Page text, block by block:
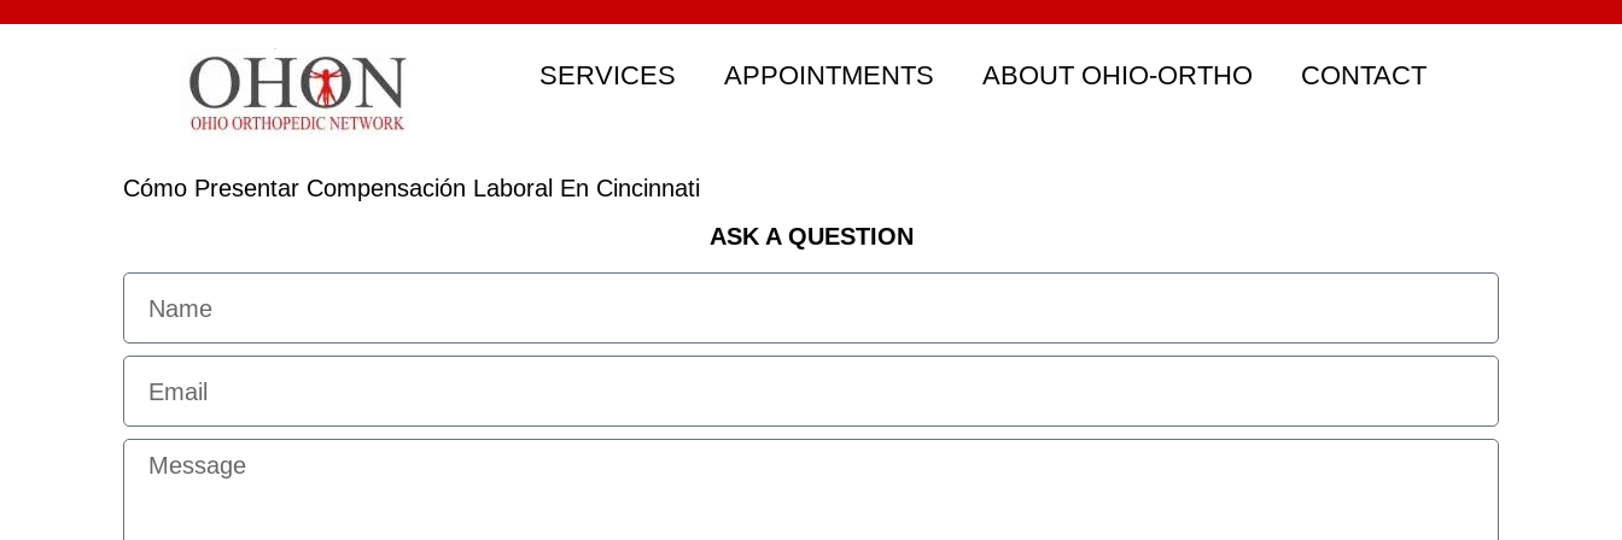
SERVICES APPOINTMENTS ABOUT OHIO-ORTHO CONTACT
Cómo Presentar Compensación Laboral En Cincinnati
ASK A QUESTION